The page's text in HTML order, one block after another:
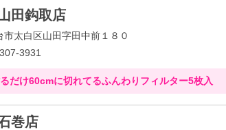
田鈎取店
市太白区山田字田中前１８０
3931
だけ60cmに切れてるふんわりフィルター5枚入
巻店